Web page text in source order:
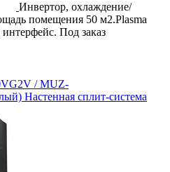
Инвертор, охлаждение/
помещения 50 м2.Plasma
Под заказ
/ MUZ-
Настенная сплит-система